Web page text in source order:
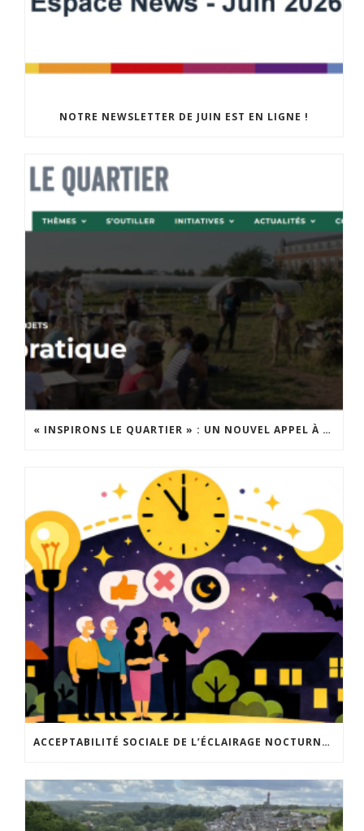
NOTRE NEWSLETTER DE JUIN EST EN LIGNE !
« INSPIRONS LE QUARTIER » : UN NOUVEL APPEL À PROJETS EST LANCÉ !
ACCEPTABILITÉ SOCIALE DE L’ÉCLAIRAGE NOCTURNE : LE REPLAY EST DISPONIBLE